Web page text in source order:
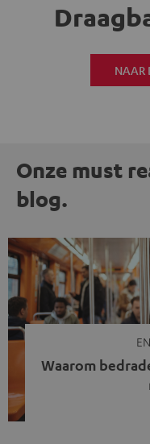
NAAR
Onze must
blog.
Waarom